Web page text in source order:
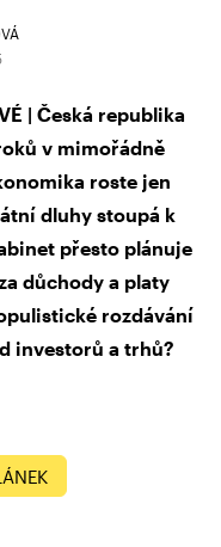
| Česká republika
v mimořádně
roste jen
dluhy stoupá k
přesto plánuje
důchody a platy
rozdávání
investorů a trhů?